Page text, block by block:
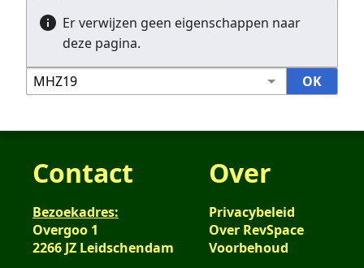
Er verwijzen geen eigenschappen naar
deze pagina.
Contact
Bezoekadres:
Overgoo 1
2266 JZ Leidschendam
Over
Privacybeleid
Over RevSpace
Voorbehoud